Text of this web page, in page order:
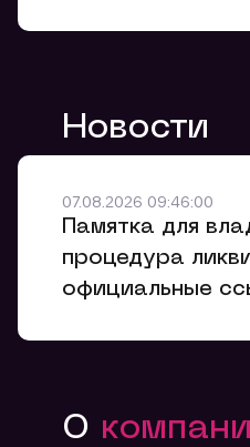
Новости
07.08.2026 09:46:00
Памятка для
процедура
официальные
О